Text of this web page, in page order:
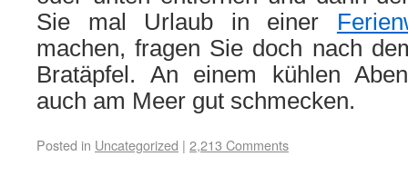
Sie mal Urlaub in einer
machen, fragen Sie doch nach
Bratäpfel. An einem kühlen
auch am Meer gut schmecken.
Posted in Uncategorized | 2,213 Comments